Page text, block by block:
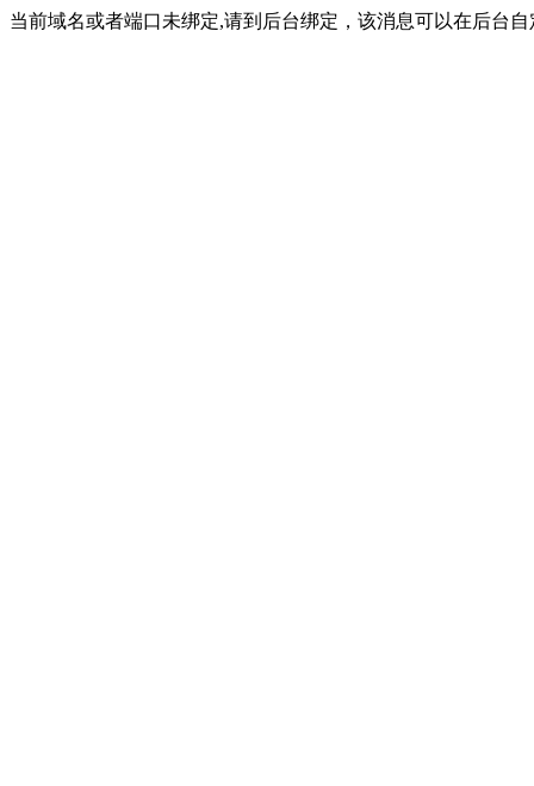
当前域名或者端口未绑定,请到后台绑定，该消息可以在后台自